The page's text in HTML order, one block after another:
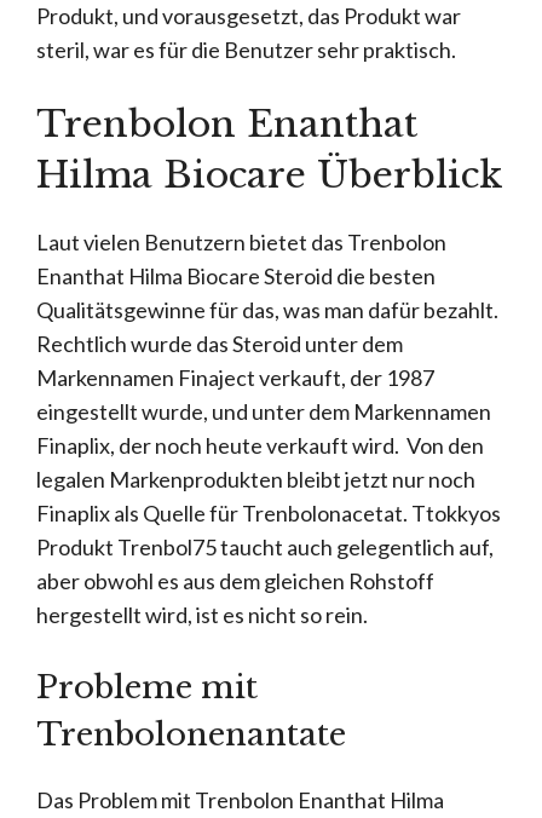
Produkt, und vorausgesetzt, das Produkt war
steril, war es für die Benutzer sehr praktisch.
Trenbolon Enanthat
Hilma Biocare Überblick
Laut vielen Benutzern bietet das Trenbolon
Enanthat Hilma Biocare Steroid die besten
Qualitätsgewinne für das, was man dafür bezahlt.
Rechtlich wurde das Steroid unter dem
Markennamen Finaject verkauft, der 1987
eingestellt wurde, und unter dem Markennamen
Finaplix, der noch heute verkauft wird. Von den
legalen Markenprodukten bleibt jetzt nur noch
Finaplix als Quelle für Trenbolonacetat. Ttokkyos
Produkt Trenbol75 taucht auch gelegentlich auf,
aber obwohl es aus dem gleichen Rohstoff
hergestellt wird, ist es nicht so rein.
Probleme mit
Trenbolonenantate
Das Problem mit Trenbolon Enanthat Hilma